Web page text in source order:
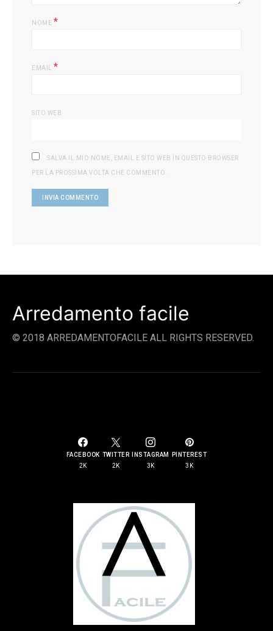
NOME *
EMAIL *
SITO WEB
SALVA IL MIO NOME, EMAIL E SITO WEB IN QUESTO BROWSER
PER LA PROSSIMA VOLTA CHE COMMENTO.
Arredamento facile
© 2018 ARREDAMENTOFACILE ALL RIGHTS RESERVED.
FACEBOOK
2K
TWITTER
2K
INSTAGRAM
3K
PINTEREST
3K